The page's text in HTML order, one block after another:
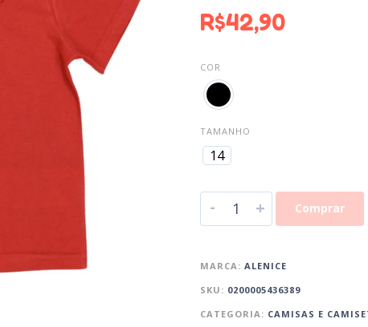
R$42,90
COR
TAMANHO
14
- + Comprar
MARCA: ALENICE
SKU: 0200005436389
CATEGORIA: CAMISAS E